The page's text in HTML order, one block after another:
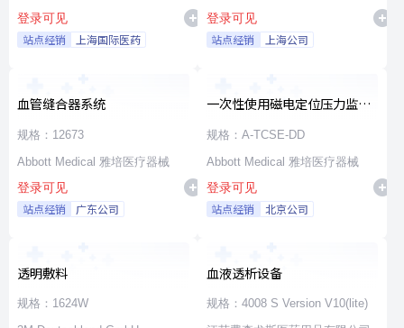
登录可见
站点经销 上海国际医药
司
登录可见
站点经销 上海公司
血管缝合器系统
规格：12673
Abbott Medical 雅培医疗器械
登录可见
站点经销 广东公司
一次性使用磁电定位压力监测
消融导管
规格：A-TCSE-DD
Abbott Medical 雅培医疗器械
登录可见
站点经销 北京公司
透明敷料
规格：1624W
血液透析设备
规格：4008 S Version V10(lite)